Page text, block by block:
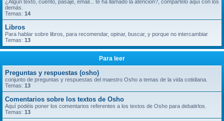
¿Algún texto, cuento, pasaje, email... te ha llamado la atención?, compartelo aquí con los
demás.
Temas: 14
Libros
Para hablar sobre libros, para recomendar, opinar, buscar, y porque no intercambiar
Temas: 13
Para leer
Preguntas y respuestas (osho)
conjunto de preguntas y respuestas del maestro Osho a temas de la vida cotidiana.
Temas: 13
Comentarios sobre los textos de Osho
Aquí podéis poner los comentarios referentes a los textos de Osho para debatirlos.
Temas: 13